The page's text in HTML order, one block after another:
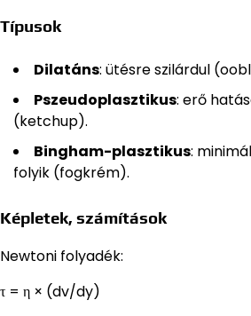
Típusok
Dilatáns: ütésre szilárdul
Pszeudoplasztikus: erő
(ketchup).
Bingham-plasztikus:
folyik (fogkrém).
Képletek, számítások
Newtoni folyadék:
τ = η × (dv/dy)